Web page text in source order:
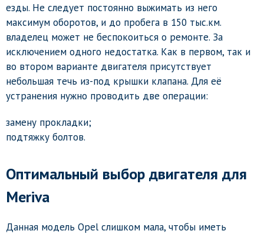
езды. Не следует постоянно выжимать из него
максимум оборотов, и до пробега в 150 тыс.км.
владелец может не беспокоиться о ремонте. За
исключением одного недостатка. Как в первом, так и
во втором варианте двигателя присутствует
небольшая течь из-под крышки клапана. Для её
устранения нужно проводить две операции:
замену прокладки;
подтяжку болтов.
Оптимальный выбор двигателя для
Meriva
Данная модель Opel слишком мала, чтобы иметь